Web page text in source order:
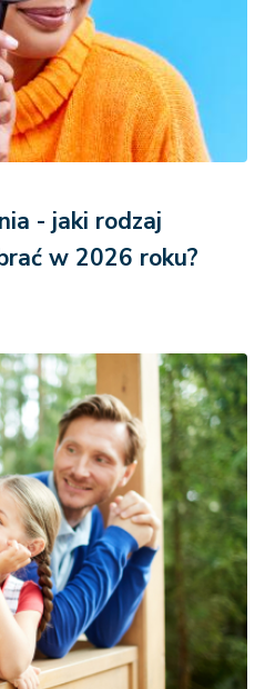
- jaki rodzaj
w 2026 roku?